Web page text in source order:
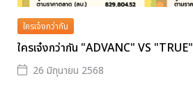
ใครเจ๋งกว่ากัน
ใครเจ๋งกว่ากัน "ADVANC" VS "TRUE"
26 มิถุนายน 2568